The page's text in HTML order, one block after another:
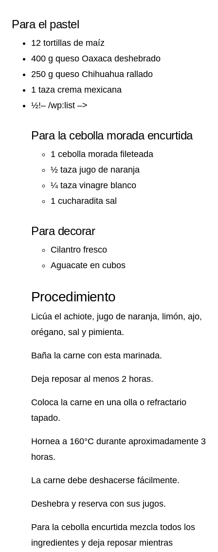
Para el pastel
12 tortillas de maíz
400 g queso Oaxaca deshebrado
250 g queso Chihuahua rallado
1 taza crema mexicana
½!– /wp:list –>
Para la cebolla morada encurtida
1 cebolla morada fileteada
½ taza jugo de naranja
¼ taza vinagre blanco
1 cucharadita sal
Para decorar
Cilantro fresco
Aguacate en cubos
Procedimiento
Licúa el achiote, jugo de naranja, limón, ajo,
orégano, sal y pimienta.
Baña la carne con esta marinada.
Deja reposar al menos 2 horas.
Coloca la carne en una olla o refractario
tapado.
Hornea a 160°C durante aproximadamente 3
horas.
La carne debe deshacerse fácilmente.
Deshebra y reserva con sus jugos.
Para la cebolla encurtida mezcla todos los
ingredientes y deja reposar mientras